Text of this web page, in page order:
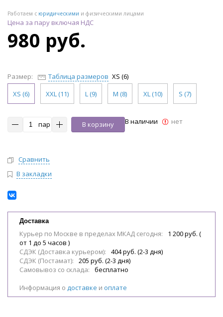
Работаем с юридическими и физическими лицами
Цена за пару включая НДС
980 руб.
Размер: Таблица размеров XS (6)
XS (6)
XXL (11) L (9) M (8) XL (10) S (7)
пар В корзину В наличии нет
Сравнить
В закладки
Доставка
Курьер по Москве в пределах МКАД сегодня:
1 200 руб. (
от 1 до 5 часов )
СДЭК (Доставка курьером):
404 руб. (2-3 дня)
СДЭК (Постамат):
205 руб. (2-3 дня)
Самовывоз со склада:
бесплатно
Информация о доставке и оплате